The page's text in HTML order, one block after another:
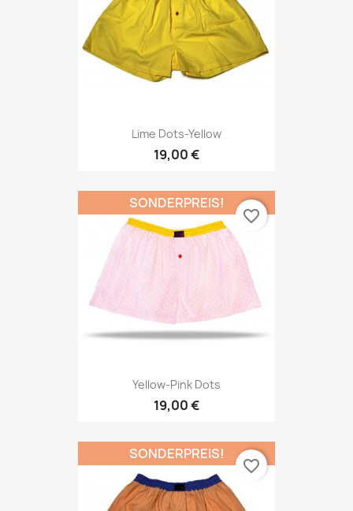
Lime Dots-Yellow
19,00 €
Yellow-Pink Dots
19,00 €
SONDERPREIS!
favorite_border
SONDERPREIS!
favorite_border